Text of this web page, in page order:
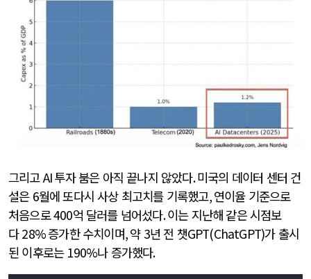
그리고AI투자 붐은 아직 끝나지 않았다.미국의 데이터 센터 건
설은 6월에 또다시 사상 최고치를 기록했고,연이율 기준으로
처음으로400억 달러를 넘어섰다.이는 지난해 같은 시점보
다28%증가한 수치이며,약 3년 전 챗GPT(ChatGPT)가 출시
된 이후로는 190%나 증가했다.